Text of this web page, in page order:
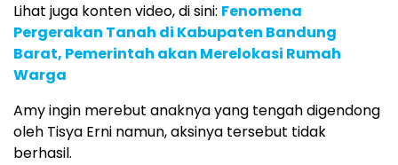
Lihat juga konten video, di sini: Fenomena
Pergerakan Tanah di Kabupaten Bandung
Barat, Pemerintah akan Merelokasi Rumah
Warga
Amy ingin merebut anaknya yang tengah digendong
oleh Tisya Erni namun, aksinya tersebut tidak
berhasil.